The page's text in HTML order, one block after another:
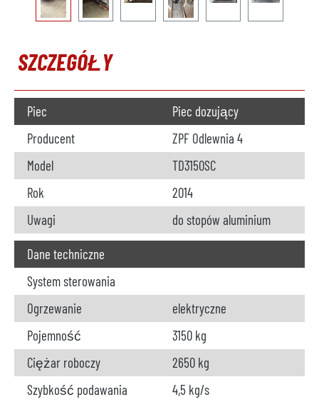
SZCZEGÓŁY
Piec
Piec dozujący
Producent
ZPF Odlewnia 4
Model
TD3150SC
Rok
2014
Uwagi
do stopów aluminium
Dane techniczne
System sterowania
Ogrzewanie
elektryczne
Pojemność
3150 kg
Ciężar roboczy
2650 kg
Szybkość podawania
4,5 kg/s